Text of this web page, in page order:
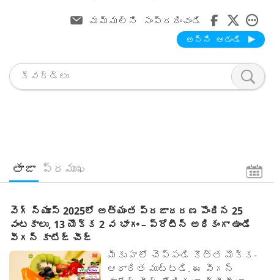
మమ్మల్ని సంప్రదించండి
అన్ని ఆడండి
తాజా ప్రముఖ
వెగ్ న్యూస్ 2025లో అత్యంత ప్రజాదరణ పొందిన 25
వంటకాలు, 13 యొక్క 2 వ భాగం – ప్రోటీన్ అధికంగా ఉండే
వీగన్ కాటేజ్ చీజ్
మీకు హలో చెప్పండి కొత్త మొక్క-
ఆధారిత ముట్టడి. ఈ వీగన్